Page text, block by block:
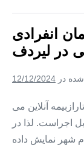
درمان
+
بیمه
درمان
تکمیلی
در
انفرادی
در لیردف
در 12/12/2024
آنلاین می
اجراست. لذا در
شهر نمایش داده